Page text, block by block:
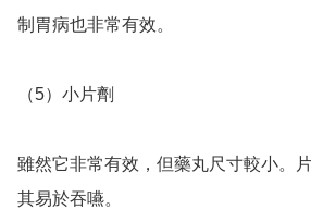
制胃病也非常有效。
（5）小片劑
雖然它非常有效，但藥丸尺寸較小。
其易於吞嚥。